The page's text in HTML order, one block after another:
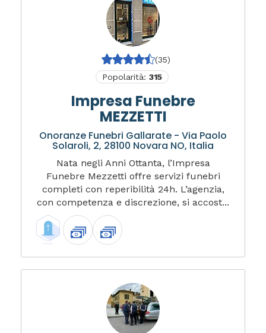
(35)
Popolarità: 315
Impresa Funebre
MEZZETTI
Onoranze Funebri Gallarate - Via Paolo
Solaroli, 2, 28100 Novara NO, Italia
Nata negli Anni Ottanta, l’Impresa
Funebre Mezzetti offre servizi funebri
completi con reperibilità 24h. L’agenzia,
con competenza e discrezione, si accost...